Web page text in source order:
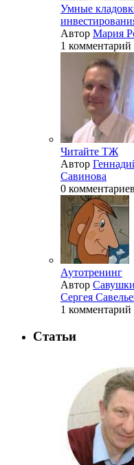
Умные
Автор Мария
1 комментарий
Читайте ТЖ
Автор
Савинова
0 комментариев
Аутотренинг
Автор
Сергея
1 комментарий
Статьи